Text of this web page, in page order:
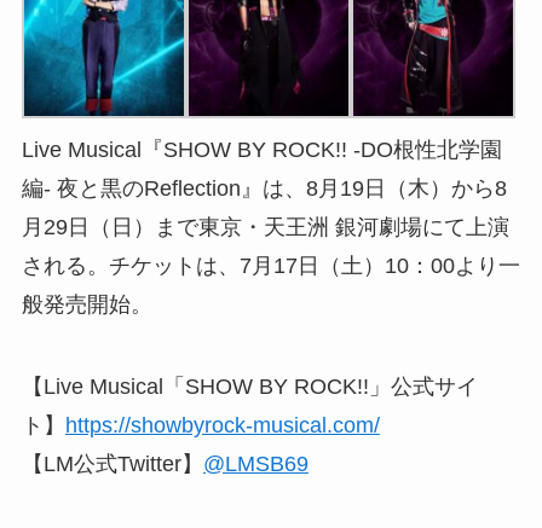
Live Musical『SHOW BY ROCK!! -DO根性北学園
編- 夜と黒のReflection』は、8月19日（木）から8
月29日（日）まで東京・天王洲 銀河劇場にて上演
される。チケットは、7月17日（土）10：00より一
般発売開始。
【Live Musical「SHOW BY ROCK!!」公式サイ
ト】 https://showbyrock-musical.com/
【LM公式Twitter】 @LMSB69